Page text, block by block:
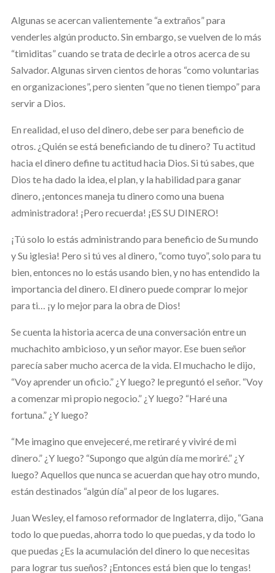
Algunas se acercan valientemente “a extraños” para
venderles algún producto. Sin embargo, se vuelven de lo más
“timiditas” cuando se trata de decirle a otros acerca de su
Salvador. Algunas sirven cientos de horas “como voluntarias
en organizaciones”, pero sienten “que no tienen tiempo” para
servir a Dios.
En realidad, el uso del dinero, debe ser para beneficio de
otros. ¿Quién se está beneficiando de tu dinero? Tu actitud
hacia el dinero define tu actitud hacia Dios. Si tú sabes, que
Dios te ha dado la idea, el plan, y la habilidad para ganar
dinero, ¡entonces maneja tu dinero como una buena
administradora! ¡Pero recuerda! ¡ES SU DINERO!
¡Tú solo lo estás administrando para beneficio de Su mundo
y Su iglesia! Pero si tú ves al dinero, “como tuyo”, solo para tu
bien, entonces no lo estás usando bien, y no has entendido la
importancia del dinero. El dinero puede comprar lo mejor
para ti… ¡y lo mejor para la obra de Dios!
Se cuenta la historia acerca de una conversación entre un
muchachito ambicioso, y un señor mayor. Ese buen señor
parecía saber mucho acerca de la vida. El muchacho le dijo,
“Voy aprender un oficio.” ¿Y luego? le preguntó el señor. “Voy
a comenzar mi propio negocio.” ¿Y luego? “Haré una
fortuna.” ¿Y luego?
“Me imagino que envejeceré, me retiraré y viviré de mi
dinero.” ¿Y luego? “Supongo que algún día me moriré.” ¿Y
luego? Aquellos que nunca se acuerdan que hay otro mundo,
están destinados “algún día” al peor de los lugares.
Juan Wesley, el famoso reformador de Inglaterra, dijo, “Gana
todo lo que puedas, ahorra todo lo que puedas, y da todo lo
que puedas ¿Es la acumulación del dinero lo que necesitas
para lograr tus sueños? ¡Entonces está bien que lo tengas!